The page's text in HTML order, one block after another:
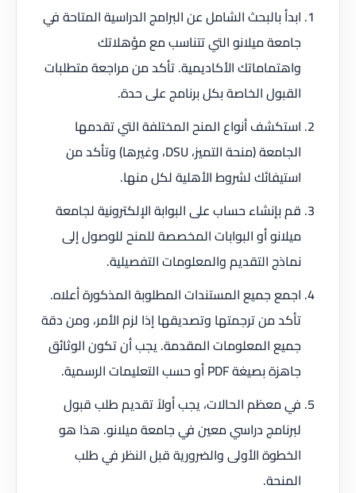
ابدأ بالبحث الشامل عن البرامج الدراسية المتاحة في
جامعة ميلانو التي تتناسب مع مؤهلاتك
واهتماماتك الأكاديمية. تأكد من مراجعة متطلبات
القبول الخاصة بكل برنامج على حدة.
استكشف أنواع المنح المختلفة التي تقدمها
الجامعة (منحة التميز، DSU، وغيرها) وتأكد من
استيفائك لشروط الأهلية لكل منها.
قم بإنشاء حساب على البوابة الإلكترونية لجامعة
ميلانو أو البوابات المخصصة للمنح للوصول إلى
نماذج التقديم والمعلومات التفصيلية.
اجمع جميع المستندات المطلوبة المذكورة أعلاه.
تأكد من ترجمتها وتصديقها إذا لزم الأمر، ومن دقة
جميع المعلومات المقدمة. يجب أن تكون الوثائق
جاهزة بصيغة PDF أو حسب التعليمات الرسمية.
في معظم الحالات، يجب أولاً تقديم طلب قبول
لبرنامج دراسي معين في جامعة ميلانو. هذا هو
الخطوة الأولى والضرورية قبل النظر في طلب
المنحة.